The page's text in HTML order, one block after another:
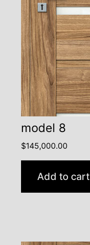
model 8
$145,000.00
Add to cart